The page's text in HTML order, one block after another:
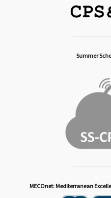
Summer
MECOnet: Mediterranean